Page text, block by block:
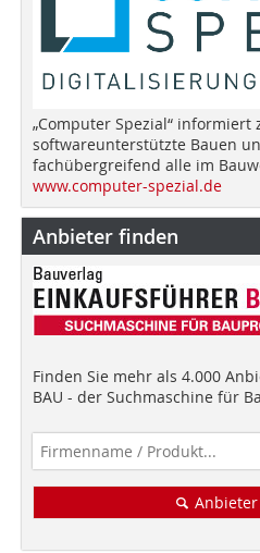
„Computer Spezial“ informiert
softwareunterstützte Bauen
fachübergreifend alle im
www.computer-spezial.de
Anbieter finden
Finden Sie mehr als 4.000
BAU - der Suchmaschine für